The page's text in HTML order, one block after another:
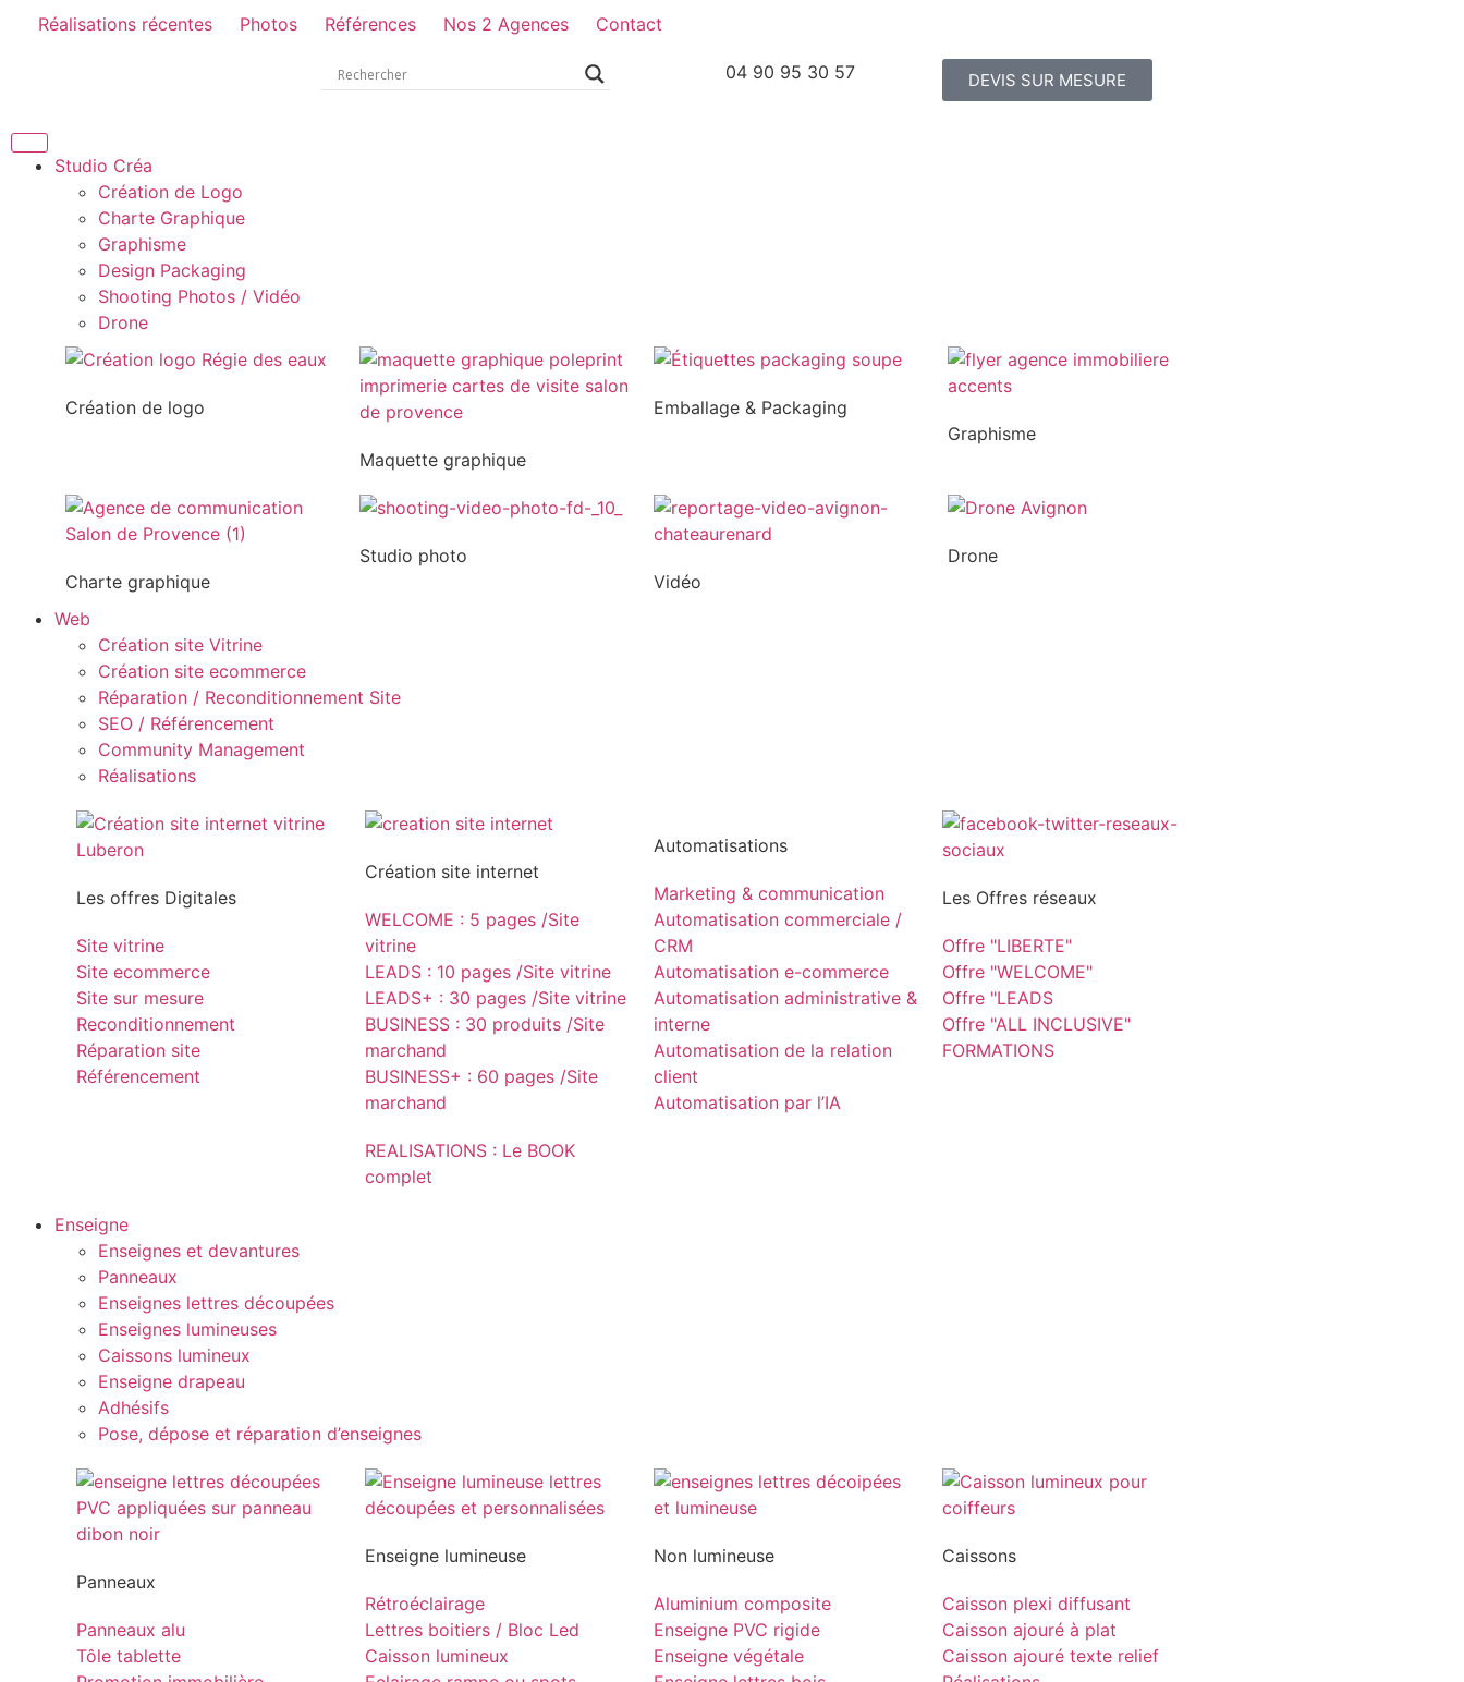
Réalisations récentes Photos Références Nos 2 Agences Contact
04 90 95 30 57 DEVIS SUR MESURE
Studio Créa
Création de Logo
Charte Graphique
Graphisme
Design Packaging
Shooting Photos / Vidéo
Drone
Création de logo
Maquette graphique
Emballage & Packaging
Graphisme
Charte graphique
Studio photo
Vidéo
Drone
Web
Création site Vitrine
Création site ecommerce
Réparation / Reconditionnement Site
SEO / Référencement
Community Management
Réalisations
Les offres Digitales
Site vitrine
Site ecommerce
Site sur mesure
Reconditionnement
Réparation site
Référencement
Création site internet
WELCOME : 5 pages /Site
vitrine
LEADS : 10 pages /Site vitrine
LEADS+ : 30 pages /Site vitrine
BUSINESS : 30 produits /Site
marchand
BUSINESS+ : 60 pages /Site
marchand
REALISATIONS : Le BOOK
complet
Automatisations
Marketing & communication
Automatisation commerciale /
CRM
Automatisation e-commerce
Automatisation administrative &
interne
Automatisation de la relation
client
Automatisation par l’IA
Les Offres réseaux
Offre "LIBERTE"
Offre "WELCOME"
Offre "LEADS
Offre "ALL INCLUSIVE"
FORMATIONS
Enseigne
Enseignes et devantures
Panneaux
Enseignes lettres découpées
Enseignes lumineuses
Caissons lumineux
Enseigne drapeau
Adhésifs
Pose, dépose et réparation d’enseignes
Panneaux
Panneaux alu
Tôle tablette
Enseigne lumineuse
Rétroéclairage
Lettres boitiers / Bloc Led
Caisson lumineux
Non lumineuse
Aluminium composite
Enseigne PVC rigide
Enseigne végétale
Caissons
Caisson plexi diffusant
Caisson ajouré à plat
Caisson ajouré texte relief